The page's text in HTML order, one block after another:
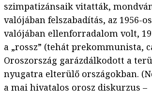
szimpatizánsaik vitatták,
valójában felszabadítás, az 1956-
valójában ellenforradalom volt,
a „rossz” (tehát prekommunista,
Oroszország garázdálkodott a
nyugatra elterülő országokban.
a mai hivatalos orosz diskurzus –